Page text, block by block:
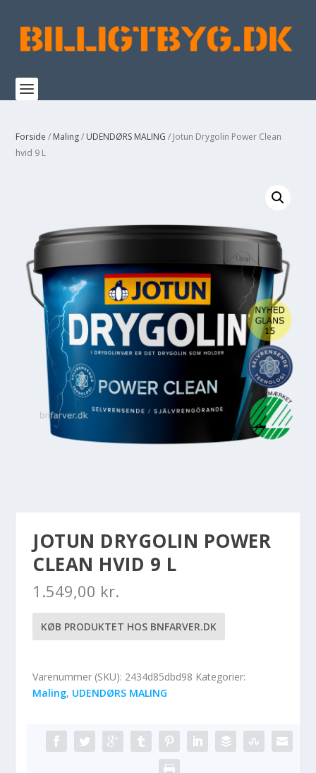
Forside / Maling/ UDENDØRS MALING / Jotun Drygolin Power Clean
hvid 9 L
JOTUN DRYGOLIN POWER
CLEAN HVID 9 L
1.549,00 kr.
KØB PRODUKTET HOS BNFARVER.DK
Varenummer (SKU): 2434d85dbd98 Kategorier:
Maling, UDENDØRS MALING